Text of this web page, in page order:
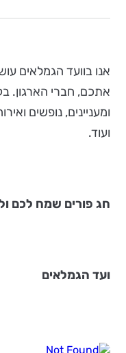
אנו בוועד הגמלאים
אתכם, חברי הארגון.
ומעניינים, נופשים
ועוד.
חג פורים שמח לכם
ועד הגמלאים